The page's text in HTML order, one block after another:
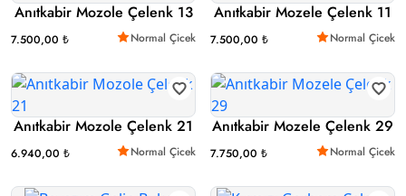
Anıtkabir Mozole Çelenk 13
7.500,00 ₺ Normal Çicek
Anıtkabir Mozele Çelenk 11
7.500,00 ₺ Normal Çicek
Anıtkabir Mozole Çelenk 21
6.940,00 ₺ Normal Çicek
Anıtkabir Mozele Çelenk 29
7.750,00 ₺ Normal Çicek